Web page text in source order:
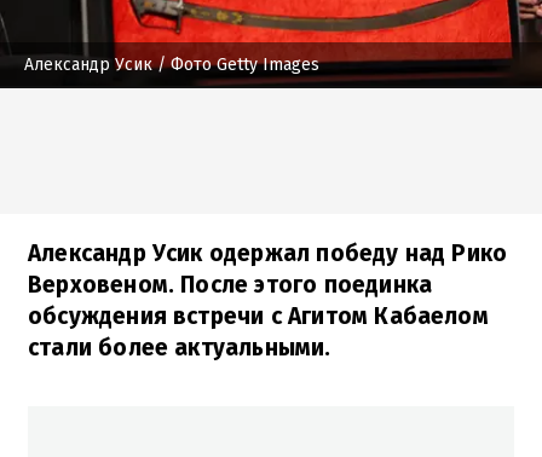
Александр Усик/ Фото Getty Images
Александр Усик одержал победу над Рико
Верховеном. После этого поединка
обсуждения встречи с Агитом Кабаелом
стали более актуальными.